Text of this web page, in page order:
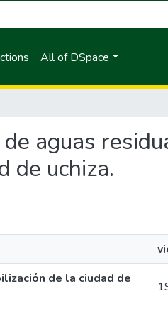
All of DSpace
aguas
de uchiza.
de la ciudad de